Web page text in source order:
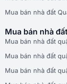
Mua bán nhà đất
Mua bán nhà
Mua bán nhà đất
Mua bán nhà đất
Mua bán nhà đất